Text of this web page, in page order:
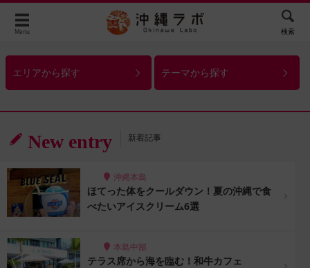
Menu 検索
エリアから探す テーマから探す
New entry 新着記事
沖縄本島
ほてった体をクールダウン！夏の沖縄で食
べたいアイスクリーム6選
本島中部
テラス席から海を臨む！和牛カフェ